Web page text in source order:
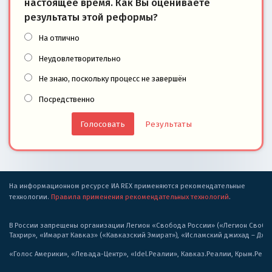
настоящее время. Как Вы оцениваете
результаты этой реформы?
На отлично
Неудовлетворительно
Не знаю, поскольку процесс не завершён
Посредственно
Результаты
На информационном ресурсе ИА REX применяются рекомендательные
технологии. Правила применения рекомендательных технологий.
В России запрещены организации Легион «Свобода России» («Легион
Тахрир», «Имарат Кавказ» («Кавказский Эмират»), «Исламский джихад –
«Голос Америки», «Левада-Центр», «Idel.Реалии», Кавказ.Реалии,